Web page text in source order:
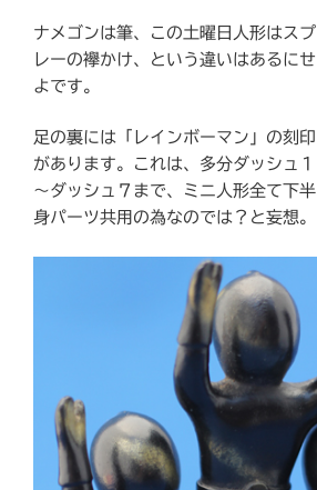
ナメゴンは筆、この土曜日人形はスプ
レーの襷かけ、という違いはあるにせ
よです。
足の裏には「レインボーマン」の刻印
があります。これは、多分ダッシュ１
〜ダッシュ７まで、ミニ人形全て下半
身パーツ共用の為なのでは？と妄想。